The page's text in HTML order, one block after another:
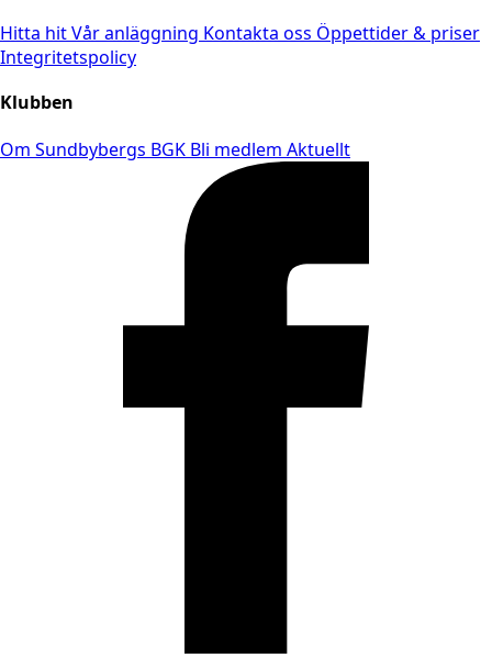
Hitta hitVår anläggning Kontakta oss Öppettider & priser
Integritetspolicy
Klubben
Om Sundbybergs BGK Bli medlem Aktuellt